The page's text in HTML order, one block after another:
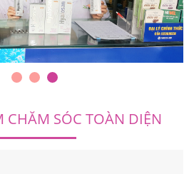
CHĂM SÓC TOÀN DIỆN